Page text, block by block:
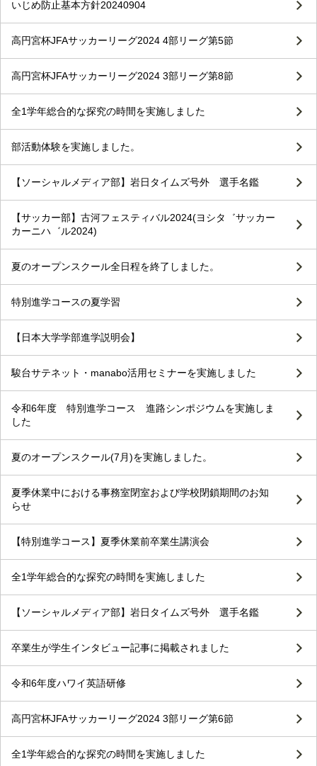
いじめ防止基本方針20240904
高円宮杯JFAサッカーリーグ2024 4部リーグ第5節
高円宮杯JFAサッカーリーグ2024 3部リーグ第8節
全1学年総合的な探究の時間を実施しました
部活動体験を実施しました。
【ソーシャルメディア部】岩日タイムズ号外 選手名鑑
【サッカー部】古河フェスティバル2024(ヨシタ゛サッカー
カーニハ゛ル2024)
夏のオープンスクール全日程を終了しました。
特別進学コースの夏学習
【日本大学学部進学説明会】
駿台サテネット・manabo活用セミナーを実施しました
令和6年度 特別進学コース 進路シンポジウムを実施しま
した
夏のオープンスクール(7月)を実施しました。
夏季休業中における事務室閉室および学校閉鎖期間のお知
らせ
【特別進学コース】夏季休業前卒業生講演会
全1学年総合的な探究の時間を実施しました
【ソーシャルメディア部】岩日タイムズ号外 選手名鑑
卒業生が学生インタビュー記事に掲載されました
令和6年度ハワイ英語研修
高円宮杯JFAサッカーリーグ2024 3部リーグ第6節
全1学年総合的な探究の時間を実施しました